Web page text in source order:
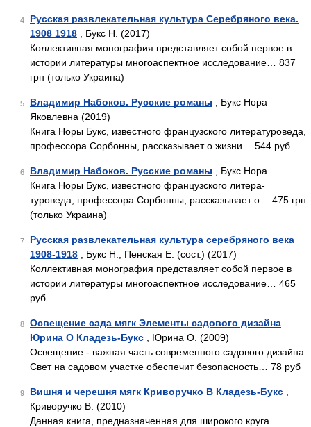
4
Русская развлекательная культура Серебряного века.
1908 1918 , Букс Н. (2017)
Коллективная монография представляет собой первое в
истории литературы многоаспектное исследование… 837
грн (только Украина)
5 Владимир Набоков. Русские романы , Букс Нора
Яковлевна (2019)
Книга Норы Букс, известного французского литературоведа,
профессора Сорбонны, рассказывает о жизни… 544 руб
6 Владимир Набоков. Русские романы , Букс Нора
Книга Норы Букс, известного французского литера-
туроведа, профессора Сорбонны, рассказывает о… 475 грн
(только Украина)
7
Русская развлекательная культура серебряного века
1908-1918 , Букс Н., Пенская Е. (сост.) (2017)
Коллективная монография представляет собой первое в
истории литературы многоаспектное исследование… 465
руб
8
Освещение сада мягк Элементы садового дизайна
Юрина О Кладезь-Букс , Юрина О. (2009)
Освещение - важная часть современного садового дизайна.
Свет на садовом участке обеспечит безопасность… 78 руб
9 Вишня и черешня мягк Криворучко В Кладезь-Букс
Криворучко В. (2010)
Данная книга, предназначенная для широкого круга